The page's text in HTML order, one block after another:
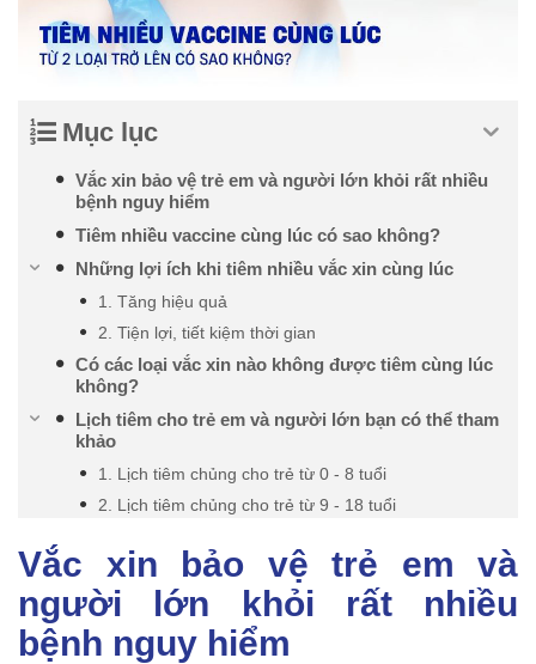
Mục lục
Vắc xin bảo vệ trẻ em và người lớn khỏi rất nhiều
bệnh nguy hiểm
Tiêm nhiều vaccine cùng lúc có sao không?
Những lợi ích khi tiêm nhiều vắc xin cùng lúc
1. Tăng hiệu quả
2. Tiện lợi, tiết kiệm thời gian
Có các loại vắc xin nào không được tiêm cùng lúc
không?
Lịch tiêm cho trẻ em và người lớn bạn có thể tham
khảo
1. Lịch tiêm chủng cho trẻ từ 0 - 8 tuổi
2. Lịch tiêm chủng cho trẻ từ 9 - 18 tuổi
Vắc xin bảo vệ trẻ em và
người lớn khỏi rất nhiều
bệnh nguy hiểm